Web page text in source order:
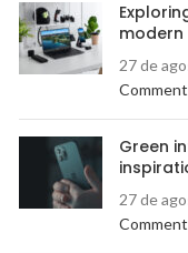
modern
27 de
Green
27 de